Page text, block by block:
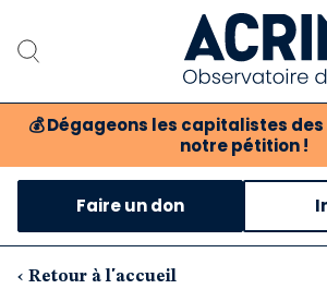
💰 Dégageons les capitalistes des
notre pétition !
Notre
Notre critique
Faire un don
‹ Retour à l'accueil